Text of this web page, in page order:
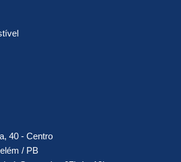
40 - Centro
/ PB